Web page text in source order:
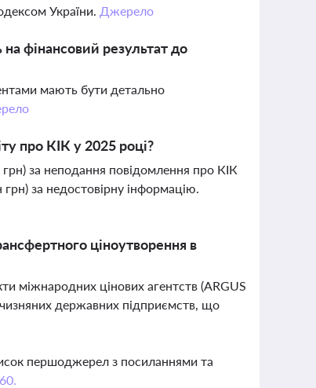
України. Джерело
на фінансовий результат до
мають бути детально
про КІК у 2025 році?
за неподання повідомлення про КІК
за недостовірну інформацію.
ціноутворення в
міжнародних цінових агентств (ARGUS
державних підприємств, що
першоджерел з посиланнями та